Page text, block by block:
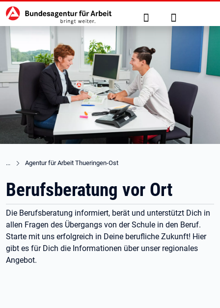
zu den Hauptinhalten springen
Hauptnavigation Suche Anmelden
Agentur für Arbeit Thueringen-Ost
Berufsberatung vor Ort
Die Berufsberatung informiert, berät und unterstützt Dich in
allen Fragen des Übergangs von der Schule in den Beruf.
Starte mit uns erfolgreich in Deine berufliche Zukunft! Hier
gibt es für Dich die Informationen über unser regionales
Angebot.